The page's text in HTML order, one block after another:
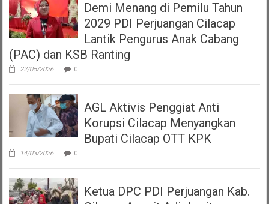
Demi Menang di Pemilu Tahun
2029 PDI Perjuangan Cilacap
Lantik Pengurus Anak Cabang
(PAC) dan KSB Ranting
22/05/2026 0
AGL Aktivis Penggiat Anti
Korupsi Cilacap Menyangkan
Bupati Cilacap OTT KPK
14/03/2026 0
Ketua DPC PDI Perjuangan Kab.